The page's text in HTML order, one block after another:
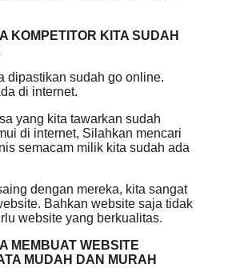
KOMPETITOR KITA SUDAH
dipastikan sudah go online.
di internet.
yang kita tawarkan sudah
di internet, Silahkan mencari
semacam milik kita sudah ada
dengan mereka, kita sangat
Bahkan website saja tidak
website yang berkualitas.
MEMBUAT WEBSITE
MUDAH DAN MURAH